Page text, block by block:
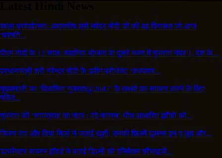
शाला प्रवेशोत्सव: आदरणीय श्री नरेंद्र मोदी जी की वह विरासत जो आज
‘प्रगति...
पीएम मोदी के 12 साल: स्वामित्व योजना के दूसरे चरण में गुजरात नंबर 1, देश के...
प्रधानमंत्री श्री नरेन्द्र मोदी के ड्रीम प्रोजेक्ट ‘कल्पसर...
मुख्यमंत्री का ‘विकसित गुजरात@2047’ के लक्ष्यों का साकार करने के लिए
गठित...
गुजरात की ‘स्वतंत्रता का मंत्र : वंदे मातरम्’ थीम आधारित झाँकी को...
किरण राव और दिया मिर्ज़ा ने जताई खुशी, उनकी फ़िल्में ह्यूमन्स इन द लूप और...
डायरेक्टर बायरन हॉवर्ड ने बताई डिज़्नी की एनिमेशन फ़्रैंचाइज़ी...